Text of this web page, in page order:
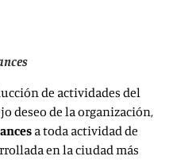
de actividades del
deseo de la organización,
a toda actividad de
en la ciudad más